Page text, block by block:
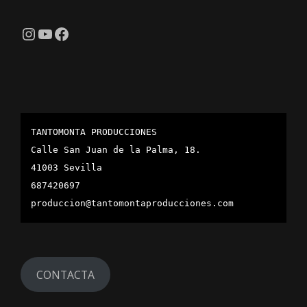
Instagram
YouTube
Facebook
TANTOMONTA PRODUCCIONES
Calle San Juan de la Palma, 18.
41003 Sevilla
687420697
produccion@tantomontaproducciones.com
CONTACTA